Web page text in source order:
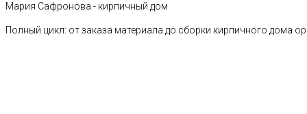
Мария Сафронова - кирпичный дом
Полный цикл: от заказа материала до сборки кирпичного дома